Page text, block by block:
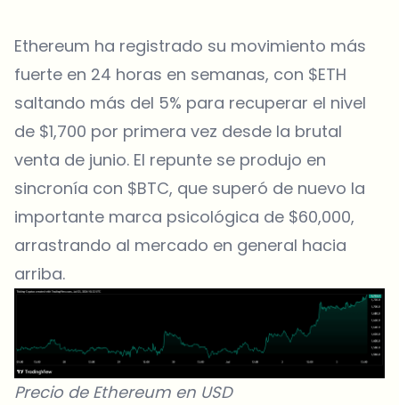
Ethereum ha registrado su movimiento más
fuerte en 24 horas en semanas, con $ETH
saltando más del 5% para recuperar el nivel
de $1,700 por primera vez desde la brutal
venta de junio. El repunte se produjo en
sincronía con $BTC, que superó de nuevo la
importante marca psicológica de $60,000,
arrastrando al mercado en general hacia
arriba.
Precio de Ethereum en USD